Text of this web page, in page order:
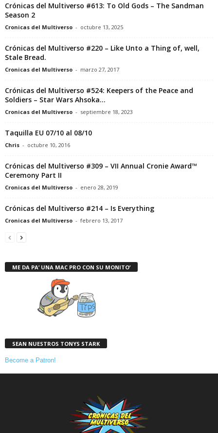
Crónicas del Multiverso #613: To Old Gods – The Sandman
Season 2
Cronicas del Multiverso - octubre 13, 2025
Crónicas del Multiverso #220 – Like Unto a Thing of, well,
Stale Bread.
Cronicas del Multiverso - marzo 27, 2017
Crónicas del Multiverso #524: Keepers of the Peace and
Soldiers – Star Wars Ahsoka...
Cronicas del Multiverso - septiembre 18, 2023
Taquilla EU 07/10 al 08/10
Chris - octubre 10, 2016
Crónicas del Multiverso #309 – VII Annual Cronie Award™
Ceremony Part II
Cronicas del Multiverso - enero 28, 2019
Crónicas del Multiverso #214 – Is Everything
Cronicas del Multiverso - febrero 13, 2017
ME DA PA’ UNA MAC PRO CON SU MONITO’
SEAN NUESTROS TONYS STARK
Become a Patron!